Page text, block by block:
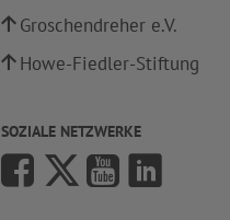
Groschendreher e.V.
Howe-Fiedler-Stiftung
SOZIALE NETZWERKE